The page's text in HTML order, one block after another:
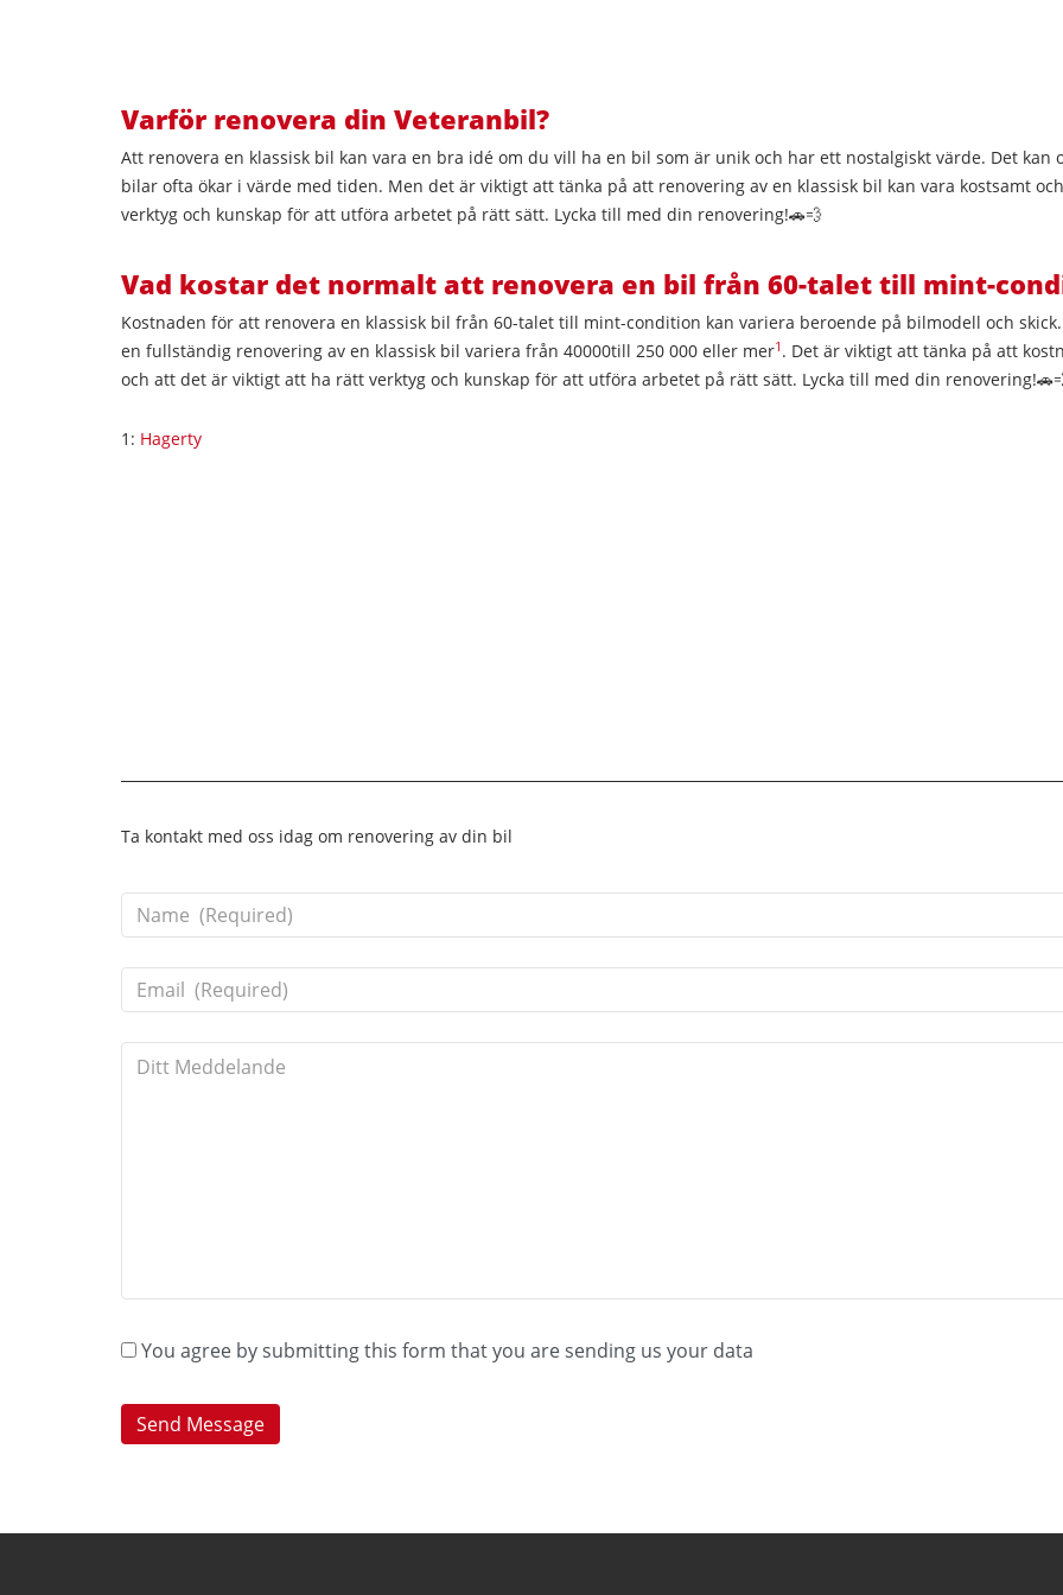
Varför renovera din Veteranbil?
Att renovera en klassisk bil kan vara en bra idé om du vill ha en bil som är unik och har ett nostalgiskt värde. Det kan
bilar ofta ökar i värde med tiden. Men det är viktigt att tänka på att renovering av en klassisk bil kan vara kostsamt
verktyg och kunskap för att utföra arbetet på rätt sätt. Lycka till med din renovering!🚗💨
Vad kostar det normalt att renovera en bil från 60-talet till mint-
Kostnaden för att renovera en klassisk bil från 60-talet till mint-condition kan variera beroende på bilmodell och
en fullständig renovering av en klassisk bil variera från 40000till 250 000 eller mer1 . Det är viktigt att tänka på att
och att det är viktigt att ha rätt verktyg och kunskap för att utföra arbetet på rätt sätt. Lycka till med din
1: Hagerty
Ta kontakt med oss idag om renovering av din bil
You agree by submitting this form that you are sending us your data